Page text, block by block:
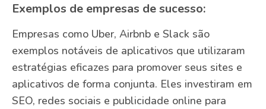
Exemplos de empresas de sucesso:
Empresas como Uber, Airbnb e Slack são
exemplos notáveis de aplicativos que utilizaram
estratégias eficazes para promover seus sites e
aplicativos de forma conjunta. Eles investiram em
SEO, redes sociais e publicidade online para